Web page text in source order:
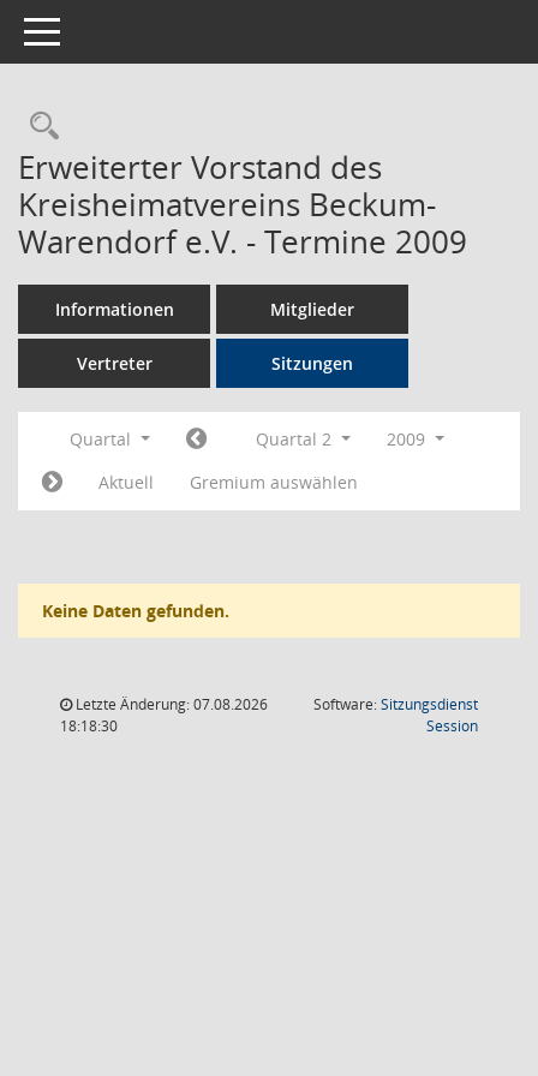
Toggle navigation
Rechercheauswahl
Erweiterter Vorstand des
Kreisheimatvereins Beckum-
Warendorf e.V. - Termine 2009
Informationen Mitglieder
Vertreter Sitzungen
Quartal Quartal 2
2009
Aktuell
Gremium auswählen
Keine Daten gefunden.
Letzte Änderung: 07.08.2026
18:18:30
Software:Sitzungsdienst
Session(Wird in